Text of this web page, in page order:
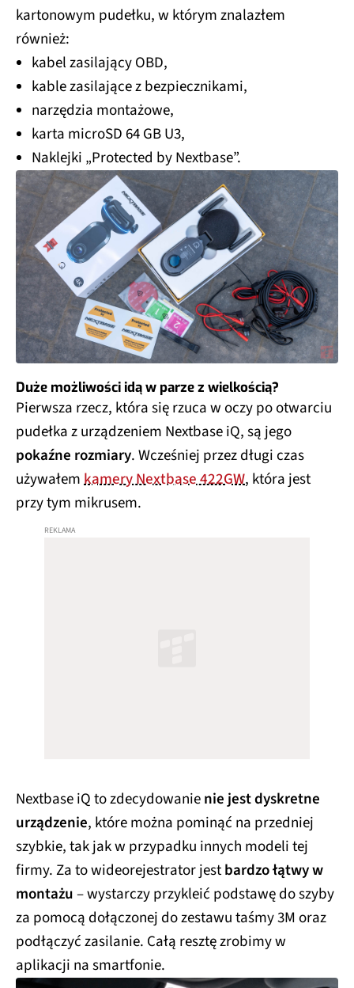
kartonowym pudełku, w którym znalazłem
również:
kabel zasilający OBD,
kable zasilające z bezpiecznikami,
narzędzia montażowe,
karta microSD 64 GB U3,
Naklejki „Protected by Nextbase”.
Duże możliwości idą w parze z wielkością?
Pierwsza rzecz, która się rzuca w oczy po otwarciu
pudełka z urządzeniem Nextbase iQ, są jego
pokaźne rozmiary. Wcześniej przez długi czas
używałemkamery Nextbase 422GW, która jest
przy tym mikrusem.
Nextbase iQ to zdecydowanienie jest dyskretne
urządzenie, które można pominąć na przedniej
szybkie, tak jak w przypadku innych modeli tej
firmy. Za to wideorejestrator jestbardzo łątwy w
montażu– wystarczy przykleić podstawę do szyby
za pomocą dołączonej do zestawu taśmy 3M oraz
podłączyć zasilanie. Całą resztę zrobimy w
aplikacji na smartfonie.